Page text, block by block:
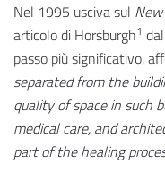
Nel 1995 usciva sul
articolo di Horsburgh1
passo più significativo,
separated from the
quality of space in such
medical care, and
part of the healing